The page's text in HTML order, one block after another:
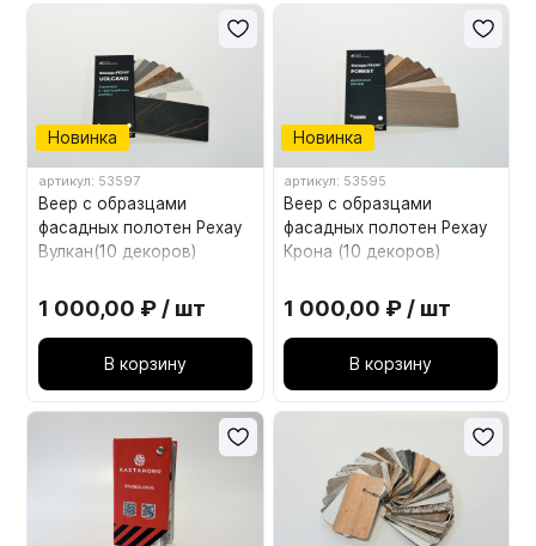
Новинка
артикул: 53597
Веер c образцами
фасадных полотен Рехау
Вулкан(10 декоров)
1 000,00 ₽ / шт
В корзину
Новинка
артикул: 53595
Веер c образцами
фасадных полотен Рехау
Крона (10 декоров)
1 000,00 ₽ / шт
В корзину